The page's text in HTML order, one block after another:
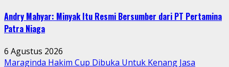
Andry Mahyar: Minyak Itu Resmi Bersumber dari PT Pertamina
Patra Niaga
6 Agustus 2026
Maraginda Hakim Cup Dibuka Untuk Kenang Jasa